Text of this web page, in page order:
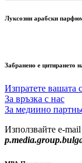
Луксозни арабски
Забранено е цитирането
Изпратете вашата
За връзка с нас
За медиино
Използвайте e-mail